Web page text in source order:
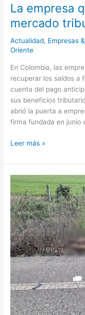
La empresa
mercado
Actualidad, Empresas
Oriente
En Colombia, las
recuperar los saldos a
cuenta del pago
sus beneficios
abrió la puerta a
firma fundada en junio
Leer más »
DOS
MUERTOS
Y
TRES
HERIDOS
DEJÓ
ACCIDENTE
FATAL
EN
QUEBRADASECA